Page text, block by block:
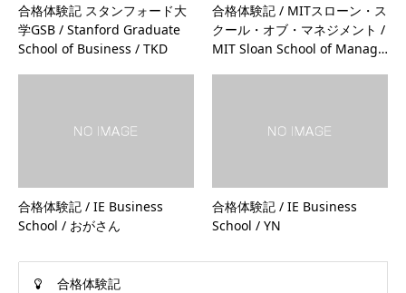
合格体験記 スタンフォード大
学GSB / Stanford Graduate
School of Business / TKD
合格体験記 / MITスローン・ス
クール・オブ・マネジメント /
MIT Sloan School of Manag…
合格体験記 / IE Business
School / おがさん
合格体験記 / IE Business
School / YN
合格体験記